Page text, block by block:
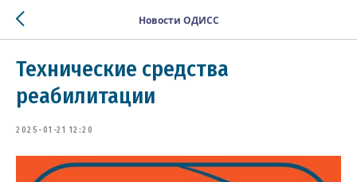
Новости ОДИСС
Технические средства
реабилитации
2025-01-21 12:20